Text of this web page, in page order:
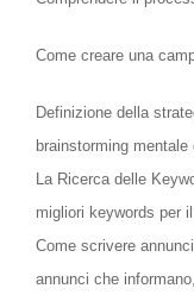
Come creare una
Definizione della
brainstorming
La Ricerca delle
migliori keywords per
Come scrivere
annunci che